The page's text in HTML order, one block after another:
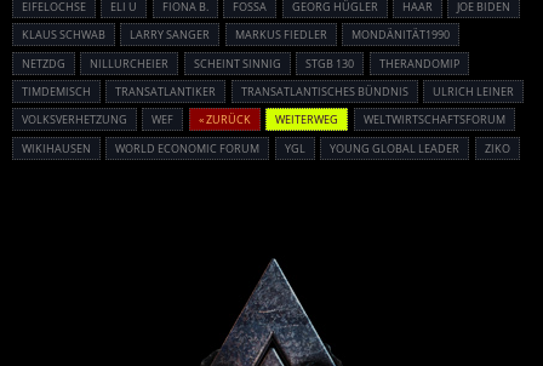
EIFELOCHSE
ELI U FIONA B. FOSSA GEORG HÜGLER HAAR
JOE BIDEN
KLAUS SCHWAB
LARRY SANGER MARKUS FIEDLER
MONDÄNITÄT1990
NETZDG
NILLURCHEIER SCHEINT SINNIG STGB 130
THERANDOMIP
TIMDEMISCH
TRANSATLANTIKER TRANSATLANTISCHES BÜNDNIS
ULRICH LEINER
VOLKSVERHETZUNG
WEF « ZURÜCK WEITERWEG
WELTWIRTSCHAFTSFORUM
WIKIHAUSEN
WORLD ECONOMIC FORUM YGL YOUNG GLOBAL LEADER ZIKO